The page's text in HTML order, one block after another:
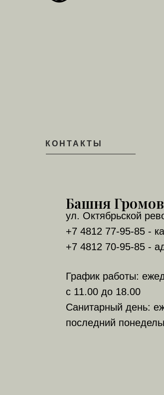
График работы:
с 11.00 до 18.00
Санитарный день:
последний
КОНТАКТЫ
ул. Октябрьской
+7 4812 77-95-85 -
+7 4812 70-95-85 -
Башня